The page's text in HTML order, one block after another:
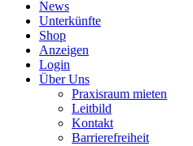
News
Unterkünfte
Shop
Anzeigen
Login
Über Uns
Praxisraum mieten
Leitbild
Kontakt
Barrierefreiheit